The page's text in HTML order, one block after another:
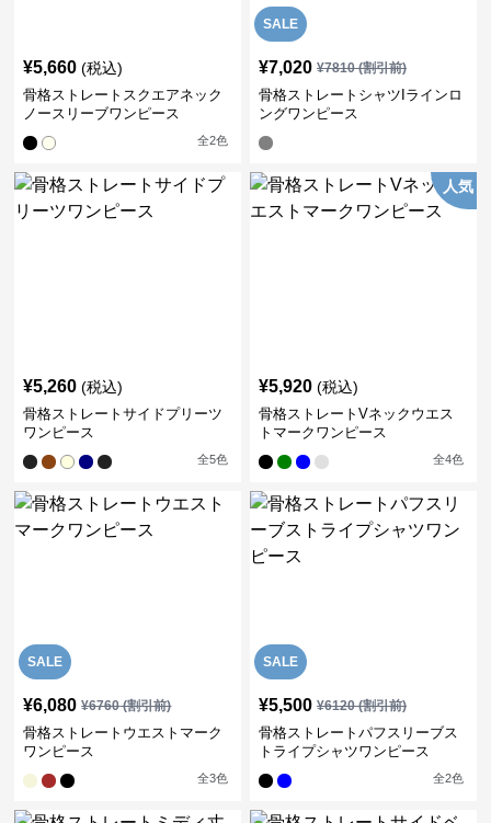
¥5,660 (税込)
骨格ストレートスクエアネック
ノースリーブワンピース
全2色
SALE
¥7,020 ¥7810(割引前)
骨格ストレートシャツIラインロ
ングワンピース
¥5,260 (税込)
骨格ストレートサイドプリーツ
ワンピース
全5色
人気
¥5,920 (税込)
骨格ストレートVネックウエス
トマークワンピース
全4色
SALE
¥6,080 ¥6760(割引前)
骨格ストレートウエストマーク
ワンピース
全3色
SALE
¥5,500 ¥6120(割引前)
骨格ストレートパフスリーブス
トライプシャツワンピース
全2色